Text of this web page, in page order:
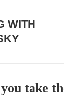
WITH
take